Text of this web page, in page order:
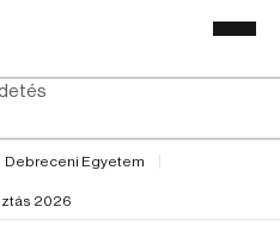
Debreceni Egyetem
2026